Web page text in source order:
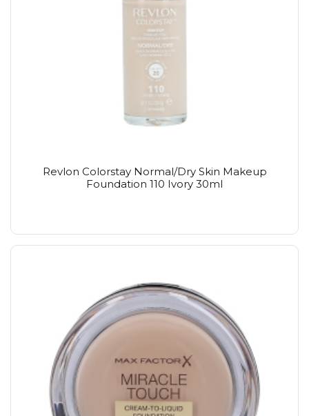
Revlon Colorstay Normal/Dry Skin Makeup
Foundation 110 Ivory 30ml